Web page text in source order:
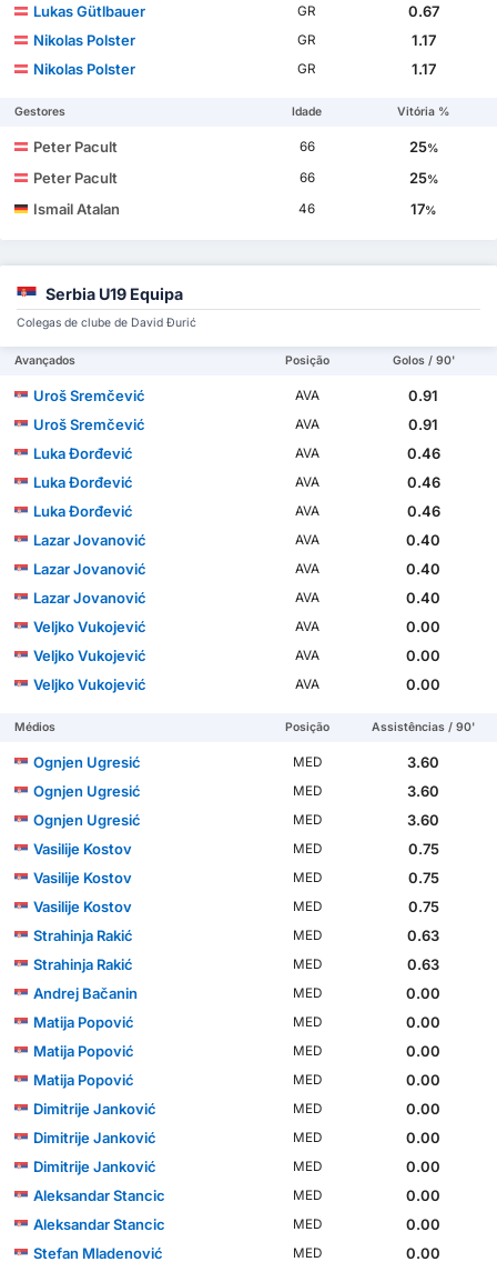
Lukas Gütlbauer
GR
0.67
Nikolas Polster
GR
1.17
Nikolas Polster
GR 1.17
Gestores Idade Vitória %
Peter Pacult 66 25%
Peter Pacult 66 25%
Ismail Atalan 46 17%
Serbia U19 Equipa
Colegas de clube de David Đurić
Avançados Posição Golos / 90'
Uroš Sremčević AVA
0.91
Uroš Sremčević
AVA
0.91
Luka Đorđević
AVA
0.46
Luka Đorđević
AVA
0.46
Luka Đorđević
AVA
0.46
Lazar Jovanović
AVA
0.40
Lazar Jovanović
AVA
0.40
Lazar Jovanović
AVA
0.40
Veljko Vukojević
AVA
0.00
Veljko Vukojević
AVA
0.00
Veljko Vukojević
AVA 0.00
Médios Posição Assistências / 90'
Ognjen Ugresić MED
3.60
Ognjen Ugresić
MED
3.60
Ognjen Ugresić
MED
3.60
Vasilije Kostov
MED
0.75
Vasilije Kostov
MED
0.75
Vasilije Kostov
MED
0.75
Strahinja Rakić
MED
0.63
Strahinja Rakić
MED
0.63
Andrej Bačanin
MED
0.00
Matija Popović
MED
0.00
Matija Popović
MED
0.00
Matija Popović
MED
0.00
Dimitrije Janković
MED
0.00
Dimitrije Janković
MED
0.00
Dimitrije Janković
MED
0.00
Aleksandar Stancic
MED
0.00
Aleksandar Stancic
MED
0.00
Stefan Mladenović
MED
0.00